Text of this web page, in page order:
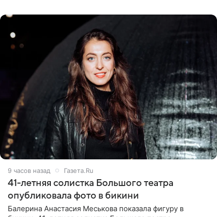
9 часов назад Газета.Ru
41-летняя солистка Большого театра
опубликовала фото в бикини
Балерина Анастасия Меськова показала фигуру в